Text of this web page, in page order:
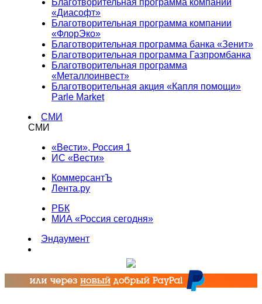
Благотворительная программа компании
«Диасофт»
Благотворительная программа компании
«ФлорЭко»
Благотворительная программа банка «Зенит»
Благотворительная программа Газпромбанка
Благотворительная программа
«Металлоинвест»
Благотворительная акция «Капля помощи»
Parle Market
СМИ
СМИ
«Вести», Россия 1
ИС «Вести»
КоммерсантЪ
Лента.ру
РБК
МИА «Россия сегодня»
Эндаумент